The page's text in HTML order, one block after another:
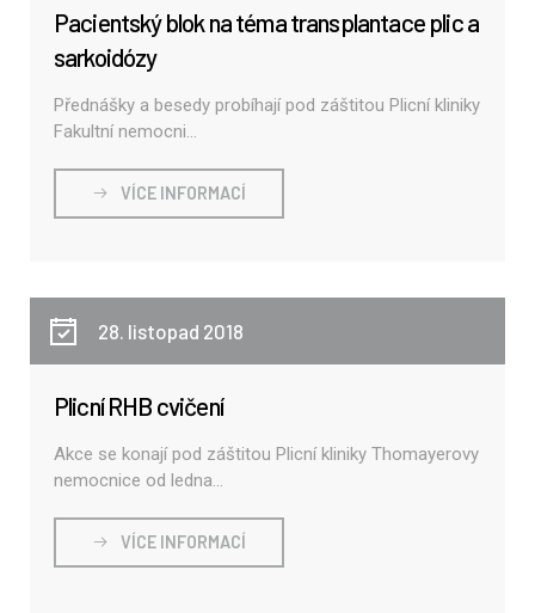
Pacientský blok na téma transplantace plic a
sarkoidózy
Přednášky a besedy probíhají pod záštitou Plicní kliniky
Fakultní nemocni...
VÍCE INFORMACÍ
28. listopad 2018
Plicní RHB cvičení
Akce se konají pod záštitou Plicní kliniky Thomayerovy
nemocnice od ledna...
VÍCE INFORMACÍ